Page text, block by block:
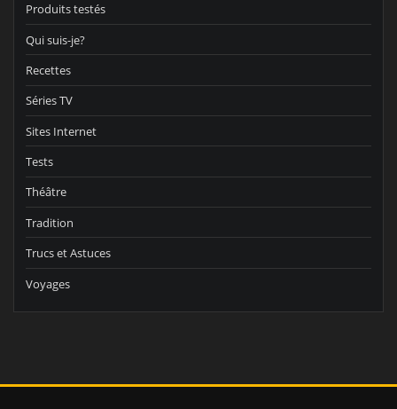
Produits testés
Qui suis-je?
Recettes
Séries TV
Sites Internet
Tests
Théâtre
Tradition
Trucs et Astuces
Voyages